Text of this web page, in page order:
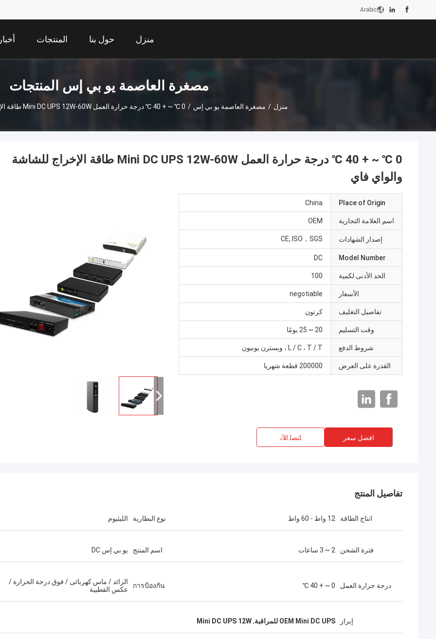
Arabic
منزل حول بنا المنتجات أخبار
مصغرة العاصمة يو بي إس المنتجات
منزل / مصغرة العاصمة يو بي إس / 0 ℃ ~ + 40 ℃ درجة حرارة العمل Mini DC UPS 12W-60W طاقة الإخراج للشاشة والواي فاي
0 ℃ ~ + 40 ℃ درجة حرارة العمل Mini DC UPS 12W-60W طاقة الإخراج للشاشة
والواي فاي
Place of Origin
China
اسم العلامة التجارية OEM
إصدار الشهادات CE, ISO，SGS
Model Number
DC
الحد الأدنى لكمية 100
الأسعار negotiable
تفاصيل التغليف كرتون
وقت التسليم 20 ~ 25 يومًا
شروط الدفع L / C ، T / T ، ويسترن يونيون
القدرة على العرض 200000 قطعة شهريا
افضل سعر ﺎﺘﺼﻟ ﺍﻶﻧ
تفاصيل المنتج
انتاج الطاقة 12 واط - 60 واط نوع البطارية الليثيوم
فترة الشحن 2 ~ 3 ساعات اسم المنتج يو بي إس DC
درجة حرارة العمل 0 ~ + 40 ℃
การป้องกัน
الزائد / ماس كهربائى / فوق درجة الحرارة /
عكس القطبية
إبراز OEM Mini DC UPS للمراقبة ,
Mini DC UPS 12W